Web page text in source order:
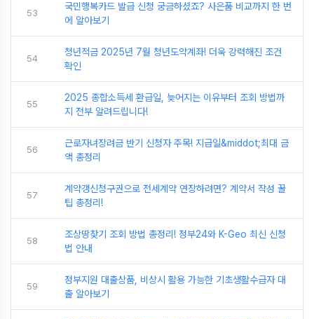
53
국민행복카드 발급 신청 궁금하셨죠? 사은품 비교까지 한 번
에 알아보기
54
청년적금 2025년 7월 청년도약계좌! 더욱 강력해진 조건
확인
55
2025 종합소득세 환급일, 늦어지는 이유부터 조회 방법까
지 전부 알려드립니다!
56
근로자녀장려금 반기 신청자 주목! 지급일&middot;최대 금
액 총정리
57
계약갱신청구권으로 전세계약 연장하려면? 계약서 작성 꿀
팁 총정리!
58
조상땅찾기 조회 방법 총정리! 정부24와 K-Geo 최신 신청
법 안내
59
정부지원 대출상품, 비상시 활용 가능한 기초생활수급자 대
출 알아보기